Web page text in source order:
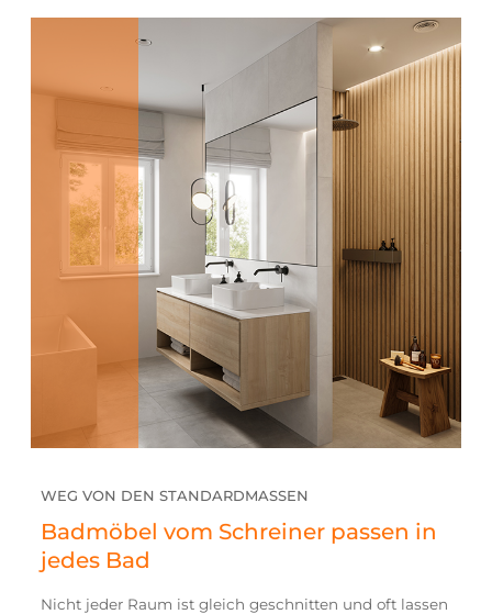
WEG VON DEN STANDARDMASSEN
Badmöbel vom Schreiner passen in
jedes Bad
Nicht jeder Raum ist gleich geschnitten und oft lassen